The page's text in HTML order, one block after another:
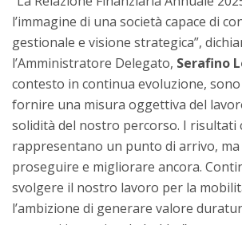
l’immagine di una società capace di
gestionale e visione strategica”,
l’Amministratore Delegato, Serafino
contesto in continua evoluzione,
fornire una misura oggettiva del
solidità del nostro percorso. I risultati
rappresentano un punto di arrivo,
proseguire e migliorare ancora.
svolgere il nostro lavoro per la
l’ambizione di generare valore